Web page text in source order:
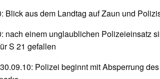
Blick aus dem Landtag auf Zaun und
nach einem unglaublichen Polizeieinsatz
S 21 gefallen
Polizei beginnt mit Absperrung des